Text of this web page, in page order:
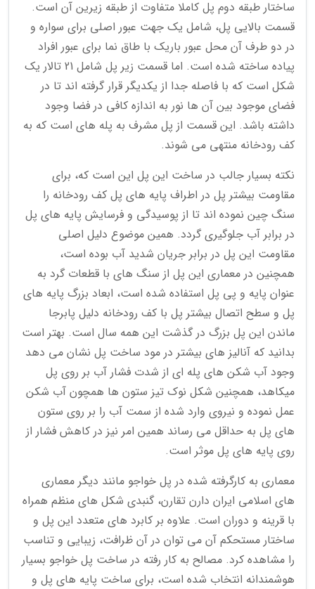
ساختار طبقه دوم پل کاملا متفاوت از طبقه زیرین آن است.
قسمت بالایی پل، شامل یک جهت عبور اصلی برای سواره و
در دو طرف آن محل عبور باریک با طاق نما برای عبور افراد
پیاده ساخته شده است. اما قسمت زیر پل شامل 21 تالار یک
شکل است که با فاصله جدا از یکدیگر قرار گرفته اند تا در
فضای موجود بین آن ها نور به اندازه کافی در فضا وجود
داشته باشد. این قسمت از پل مشرف به پله های است که به
کف رودخانه منتهی می شوند.
نکته بسیار جالب در ساخت این پل این است که، برای
مقاومت بیشتر پل در اطراف پایه های پل کف رودخانه را
سنگ چین نموده اند تا از پوسیدگی و فرسایش پایه های پل
در برابر آب جلوگیری گردد. همین موضوع دلیل اصلی
مقاومت این پل در برابر جریان شدید آب بوده است،
همچنین در معماری این پل از سنگ های با قطعات گرد به
عنوان پایه و پی پل استفاده شده است، ابعاد بزرگ پایه های
پل و سطح اتصال بیشتر پل با کف رودخانه دلیل پابرجا
ماندن این پل بزرگ در گذشت این همه سال است. بهتر است
بدانید که آنالیز های بیشتر در مود ساخت پل نشان می دهد
وجود آب شکن های پله ای از شدت فشار آب بر روی پل
میکاهد، همچنین شکل نوک تیز ستون ها همچون آب شکن
عمل نموده و نیروی وارد شده از سمت آب را بر روی ستون
های پل به حداقل می رساند همین امر نیز در کاهش فشار از
روی پایه های پل موثر است.
معماری به کارگرفته شده در پل خواجو مانند دیگر معماری
های اسلامی ایران دارن تقارن، گنبدی شکل های منظم همراه
با قرینه و دوران است. علاوه بر کابرد های متعدد این پل و
ساختار مستحکم آن می توان در آن ظرافت، زیبایی و تناسب
را مشاهده کرد. مصالح به کار رفته در ساخت پل خواجو بسیار
هوشمندانه انتخاب شده است، برای ساخت پایه های پل و